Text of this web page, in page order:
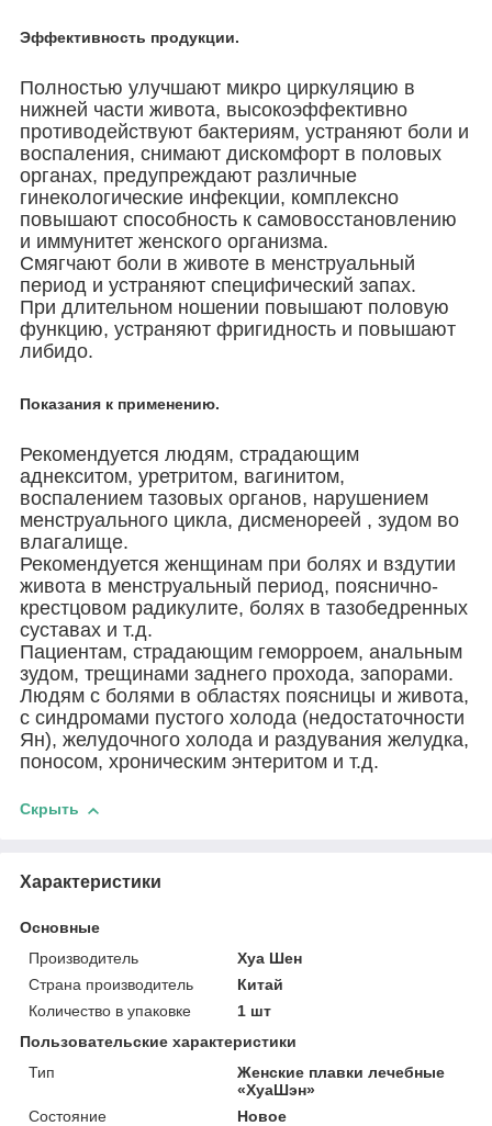
Эффективность продукции.
Полностью улучшают микро циркуляцию в
нижней части живота, высокоэффективно
противодействуют бактериям, устраняют боли и
воспаления, снимают дискомфорт в половых
органах, предупреждают различные
гинекологические инфекции, комплексно
повышают способность к самовосстановлению
и иммунитет женского организма.
Смягчают боли в животе в менструальный
период и устраняют специфический запах.
При длительном ношении повышают половую
функцию, устраняют фригидность и повышают
либидо.
Показания к применению.
Рекомендуется людям, страдающим
аднекситом, уретритом, вагинитом,
воспалением тазовых органов, нарушением
менструального цикла, дисменореей , зудом во
влагалище.
Рекомендуется женщинам при болях и вздутии
живота в менструальный период, пояснично-
крестцовом радикулите, болях в тазобедренных
суставах и т.д.
Пациентам, страдающим геморроем, анальным
зудом, трещинами заднего прохода, запорами.
Людям с болями в областях поясницы и живота,
с синдромами пустого холода (недостаточности
Ян), желудочного холода и раздувания желудка,
поносом, хроническим энтеритом и т.д.
Скрыть
Характеристики
Основные
Производитель
Хуа Шен
Страна производитель
Китай
Количество в упаковке
1 шт
Пользовательские характеристики
Тип
Женские плавки лечебные
«ХуаШэн»
Состояние
Новое